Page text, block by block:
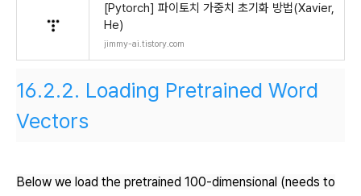
[Pytorch] 파이토치 가중치 초기화 방법(Xavier,
He)
jimmy-ai.tistory.com
16.2.2. Loading Pretrained Word
Vectors
Below we load the pretrained 100-dimensional (needs to